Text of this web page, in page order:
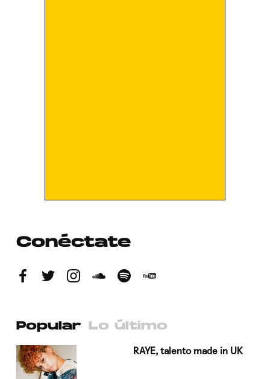
Conéctate
Popular Lo último
RAYE, talento made in UK